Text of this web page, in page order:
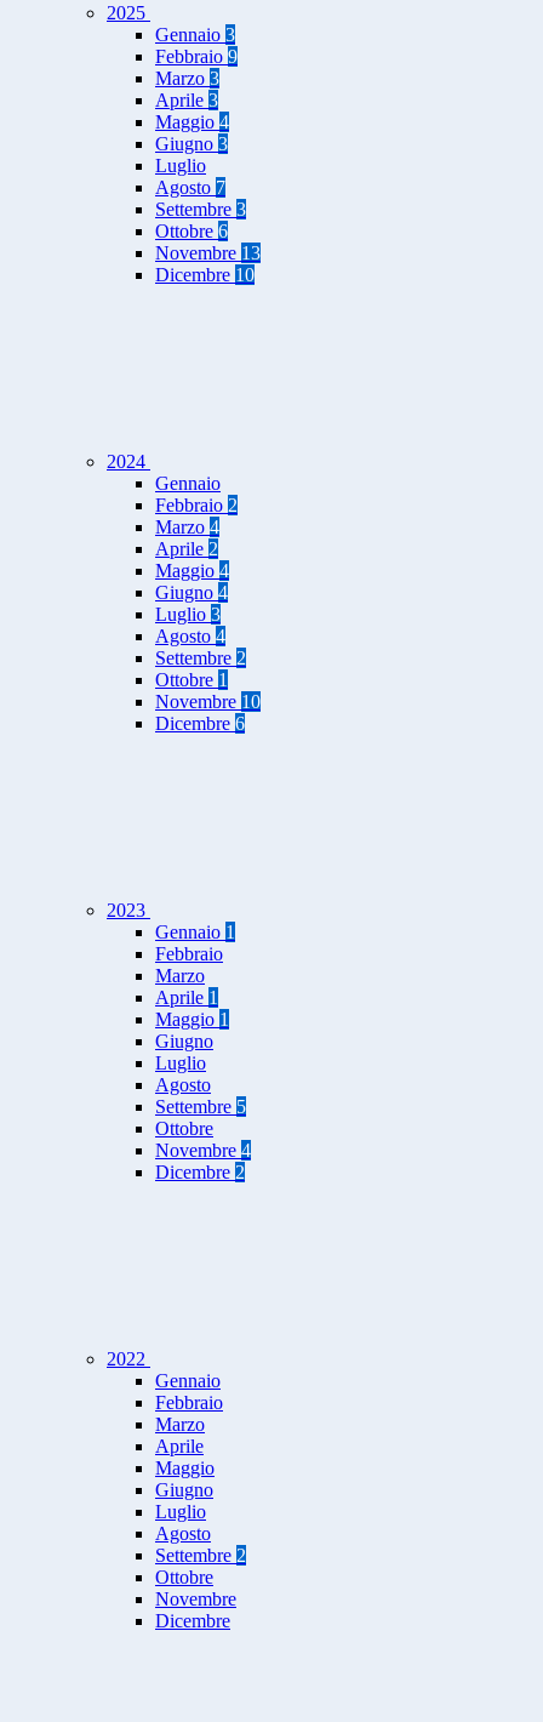
2025
Gennaio 3
Febbraio 9
Marzo 3
Aprile 3
Maggio 4
Giugno 3
Luglio
Agosto 7
Settembre 3
Ottobre 6
Novembre 13
Dicembre 10
2024
Gennaio
Febbraio 2
Marzo 4
Aprile 2
Maggio 4
Giugno 4
Luglio 3
Agosto 4
Settembre 2
Ottobre 1
Novembre 10
Dicembre 6
2023
Gennaio 1
Febbraio
Marzo
Aprile 1
Maggio 1
Giugno
Luglio
Agosto
Settembre 5
Ottobre
Novembre 4
Dicembre 2
2022
Gennaio
Febbraio
Marzo
Aprile
Maggio
Giugno
Luglio
Agosto
Settembre 2
Ottobre
Novembre
Dicembre